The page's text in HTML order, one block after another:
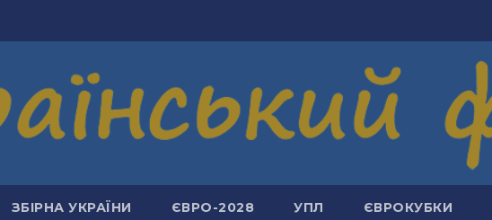
ЗБІРНА УКРАЇНИ ЄВРО-2028 УПЛ ЄВРОКУБКИ